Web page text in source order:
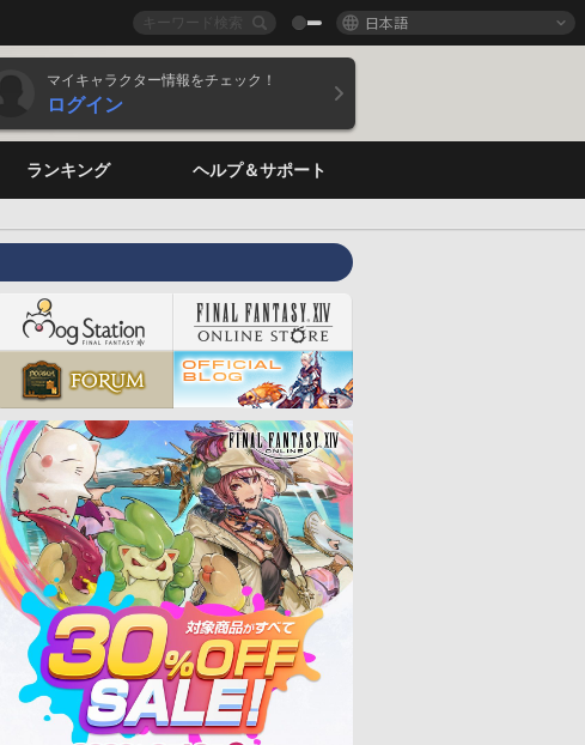
日本語
マイキャラクター情報をチェック！
ログイン
ランキング ヘルプ＆サポート